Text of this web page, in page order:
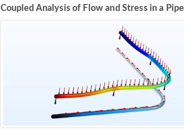
Coupled Analysis of Flow and Stress in a Pipe